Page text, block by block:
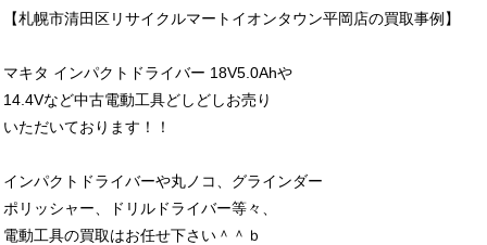
【札幌市清田区リサイクルマートイオンタウン平岡店の買取事例】
マキタ インパクトドライバー 18V5.0Ahや
14.4Vなど中古電動工具どしどしお売り
いただいております！！
インパクトドライバーや丸ノコ、グラインダー
ポリッシャー、ドリルドライバー等々、
電動工具の買取はお任せ下さい＾＾ｂ